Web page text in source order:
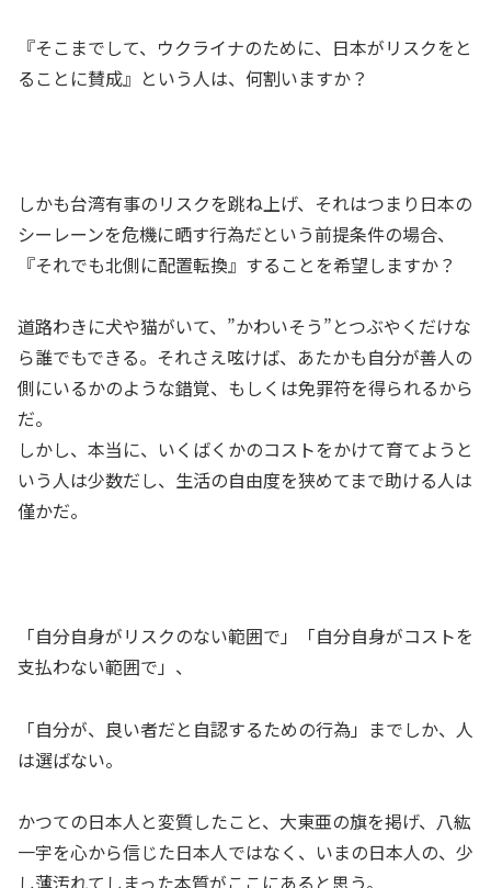
『そこまでして、ウクライナのために、日本がリスクをと
ることに賛成』という人は、何割いますか？
しかも台湾有事のリスクを跳ね上げ、それはつまり日本の
シーレーンを危機に晒す行為だという前提条件の場合、
『それでも北側に配置転換』することを希望しますか？
道路わきに犬や猫がいて、”かわいそう”とつぶやくだけな
ら誰でもできる。それさえ呟けば、あたかも自分が善人の
側にいるかのような錯覚、もしくは免罪符を得られるから
だ。
しかし、本当に、いくばくかのコストをかけて育てようと
いう人は少数だし、生活の自由度を狭めてまで助ける人は
僅かだ。
「自分自身がリスクのない範囲で」「自分自身がコストを
支払わない範囲で」、
「自分が、良い者だと自認するための行為」までしか、人
は選ばない。
かつての日本人と変質したこと、大東亜の旗を掲げ、八紘
一宇を心から信じた日本人ではなく、いまの日本人の、少